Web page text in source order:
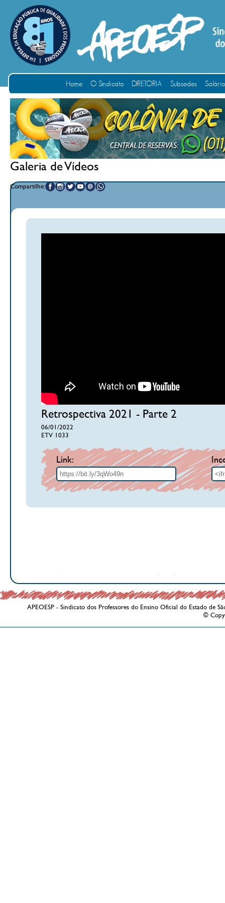
Home O Sindicato DIRETORIA Subsedes
Galeria de Vídeos
Compartilhe:
Retrospectiva 2021 - Parte 2
06/01/2022
ETV 1033
Link:
APEOESP - Sindicato dos Professores do Ensino Oficial do Estado de
©